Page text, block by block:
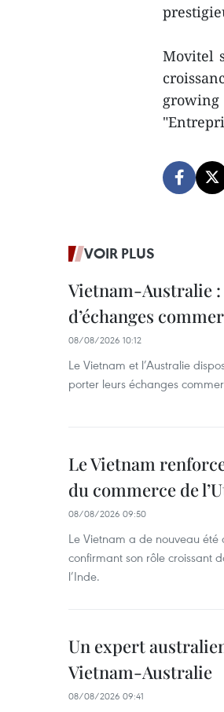
Movitel
VOIR PLUS
Vietnam-Australie
d’échanges
08/08/2026 10:12
Le Vietnam et l’Australie
porter leurs échanges
Le Vietnam
du commerce de
08/08/2026 09:50
Le Vietnam a de nouveau été
confirmant son rôle croissant
l’Inde.
Un expert
Vietnam-Australie
08/08/2026 09:41